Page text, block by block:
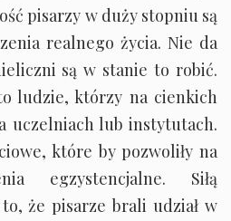
pisarzy w duży stopniu są
realnego życia. Nie da
są w stanie to robić.
ludzie, którzy na cienkich
uczelniach lub instytutach.
które by pozwoliły na
egzystencjalne. Siłą
że pisarze brali udział w